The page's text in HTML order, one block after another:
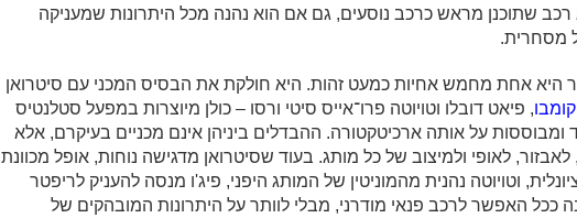
רכב שתוכנן מראש כרכב נוסעים, גם אם הוא נהנה מכל היתרונות שמעניקה
מסחרית.
היא אחת מחמש אחיות כמעט זהות. היא חולקת את הבסיס המכני עם סיטרואן
קומבו, פיאט דובלו וטויוטה פרו־אייס סיטי ורסו – כולן מיוצרות במפעל סטלנטיס
ומבוססות על אותה ארכיטקטורה. ההבדלים ביניהן אינם מכניים בעיקרם, אלא
לאבזור, לאופי ולמיצוב של כל מותג. בעוד שסיטרואן מדגישה נוחות, אופל מכוונת
וטויוטה נהנית מהמוניטין של המותג היפני, פיג'ו מנסה להעניק לריפטר
ככל האפשר לרכב פנאי מודרני, מבלי לוותר על היתרונות המובהקים של